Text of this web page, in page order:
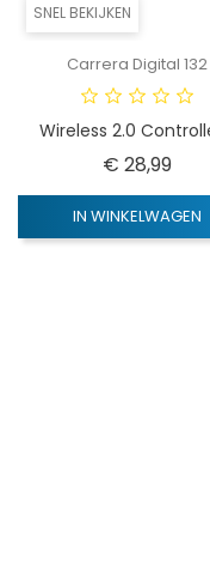
SNEL BEKIJKEN
Carrera Digital 132
Wireless 2.0
€ 28,99Prijs
IN WINKELWAGEN